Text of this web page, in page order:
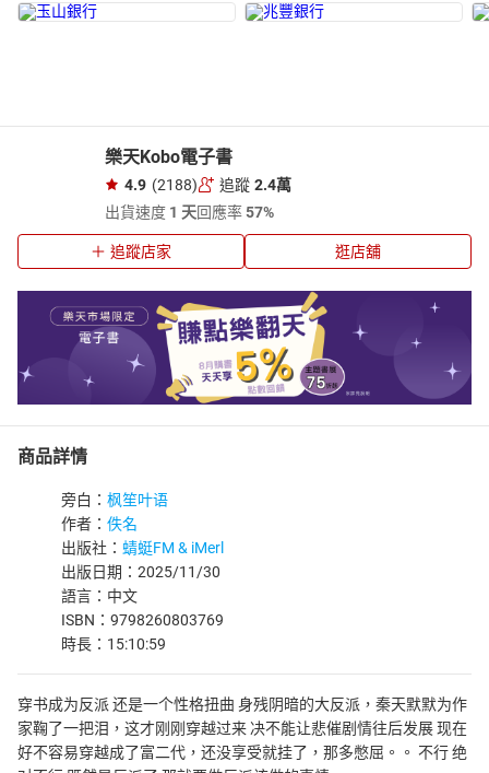
樂天Kobo電子書
4.9 (2188) 追蹤 2.4萬
出貨速度 1 天回應率57%
追蹤店家 逛店舖
商品詳情
旁白： 枫笙叶语
作者： 佚名
出版社： 蜻蜓FM & iMerl
出版日期：2025/11/30
語言：中文
ISBN：9798260803769
時長：15:10:59
穿书成为反派 还是一个性格扭曲 身残阴暗的大反派，秦天默默为作
家鞠了一把泪，这才刚刚穿越过来 决不能让悲催剧情往后发展 现在
好不容易穿越成了富二代，还没享受就挂了，那多憋屈。。 不行 绝